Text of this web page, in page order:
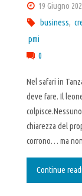
19 Giugno
business,
pmi
0
Nel safari in
deve fare. Il
chiarezza del
corrono… ma
Continue